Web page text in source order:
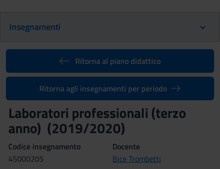
Insegnamenti
Ritorna al piano didattico
Ritorna agli insegnamenti per periodo
Laboratori professionali (terzo
anno) (2019/2020)
Codice insegnamento
4S000205
Docente
Bice Trombetti